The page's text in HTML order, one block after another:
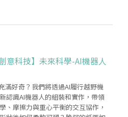
意科技】未來科學-AI機器人
滿好奇？我們將透過AI履行越野機
認識AI機器人的組裝和實作，帶領
、摩擦力與重心平衡的交互協作，